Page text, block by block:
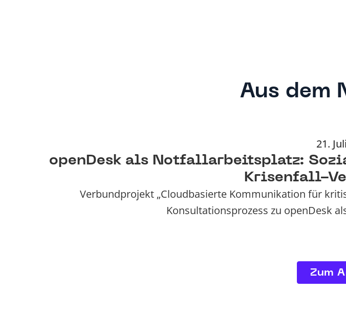
Aus dem
21.
openDesk als Notfallarbeitsplatz:
Krisenfall-
Verbundprojekt „Cloudbasierte Kommunikation für
Konsultationsprozess zu openDesk
Zum